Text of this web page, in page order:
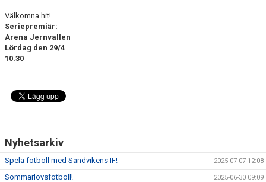
Välkomna hit!
Seriepremiär:
Arena Jernvallen
Lördag den 29/4
10.30
Nyhetsarkiv
Spela fotboll med Sandvikens IF! 2025-07-07 12:08
Sommarlovsfotboll! 2025-06-30 09:09